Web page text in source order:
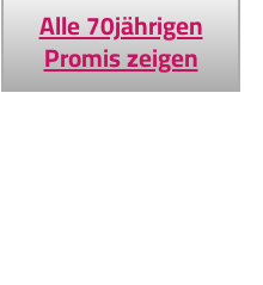
Alle 70jährigen
Promis zeigen